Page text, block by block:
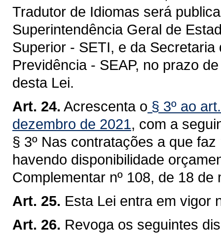
Tradutor de Idiomas será
Superintendência Geral de
Superior - SETI, e da
Previdência - SEAP, no prazo
desta Lei.
Art. 24. Acrescenta o § 3º ao
dezembro de 2021, com a
§ 3º Nas contratações a que
havendo disponibilidade
Complementar nº 108, de 18 de
Art. 25. Esta Lei entra em vigor
Art. 26. Revoga os seguintes